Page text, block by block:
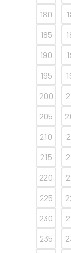
180
185
190
195
200
205
210
215
220
225
230
235